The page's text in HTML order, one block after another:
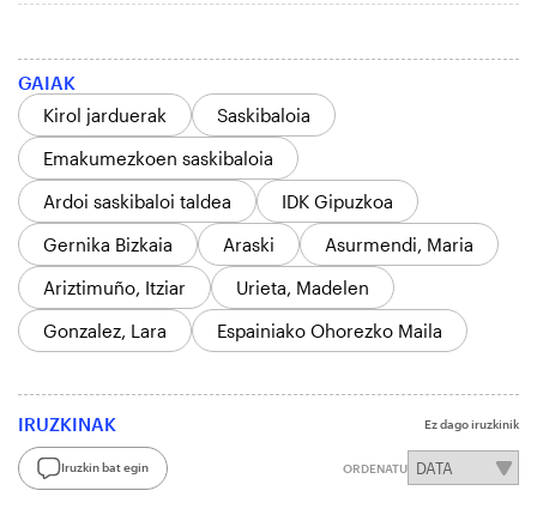
GAIAK
Kirol jarduerak
Saskibaloia
Emakumezkoen saskibaloia
Ardoi saskibaloi taldea
IDK Gipuzkoa
Gernika Bizkaia
Araski
Asurmendi, Maria
Ariztimuño, Itziar
Urieta, Madelen
Gonzalez, Lara
Espainiako Ohorezko Maila
IRUZKINAK Ez dago iruzkinik
Iruzkin bat egin ORDENATU